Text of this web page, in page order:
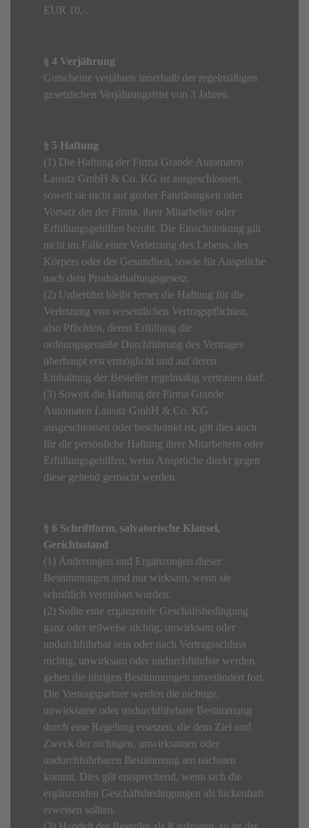
EUR 10,-.
§ 4 Verjährung
Gutscheine verjähren innerhalb der regelmäßigen
gesetzlichen Verjährungsfrist von 3 Jahren.
§ 5 Haftung
(1) Die Haftung der Firma Grande Automaten
Lausitz GmbH & Co. KG ist ausgeschlossen,
soweit sie nicht auf grober Fahrlässigkeit oder
Vorsatz der der Firma, ihrer Mitarbeiter oder
Erfüllungsgehilfen beruht. Die Einschränkung gilt
nicht im Falle einer Verletzung des Lebens, des
Körpers oder der Gesundheit, sowie für Ansprüche
nach dem Produkthaftungsgesetz.
(2) Unberührt bleibt ferner die Haftung für die
Verletzung von wesentlichen Vertragspflichten,
also Pflichten, deren Erfüllung die
ordnungsgemäße Durchführung des Vertrages
überhaupt erst ermöglicht und auf deren
Einhaltung der Besteller regelmäßig vertrauen darf.
(3) Soweit die Haftung der Firma Grande
Automaten Lausitz GmbH & Co. KG
ausgeschlossen oder beschränkt ist, gilt dies auch
für die persönliche Haftung ihrer Mitarbeitern oder
Erfüllungsgehilfen, wenn Ansprüche direkt gegen
diese geltend gemacht werden.
§ 6 Schriftform, salvatorische Klausel,
Gerichtsstand
(1) Änderungen und Ergänzungen dieser
Bestimmungen sind nur wirksam, wenn sie
schriftlich vereinbart wurden.
(2) Sollte eine ergänzende Geschäftsbedingung
ganz oder teilweise nichtig, unwirksam oder
undurchführbar sein oder nach Vertragsschluss
nichtig, unwirksam oder undurchführbar werden,
gelten die übrigen Bestimmungen unverändert fort.
Die Vertragspartner werden die nichtige,
unwirksame oder undurchführbare Bestimmung
durch eine Regelung ersetzen, die dem Ziel und
Zweck der nichtigen, unwirksamen oder
undurchführbaren Bestimmung am nächsten
kommt. Dies gilt entsprechend, wenn sich die
ergänzenden Geschäftsbedingungen als lückenhaft
erweisen sollten.